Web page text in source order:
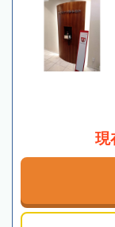
現